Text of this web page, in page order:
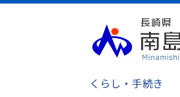
くらし・手続き